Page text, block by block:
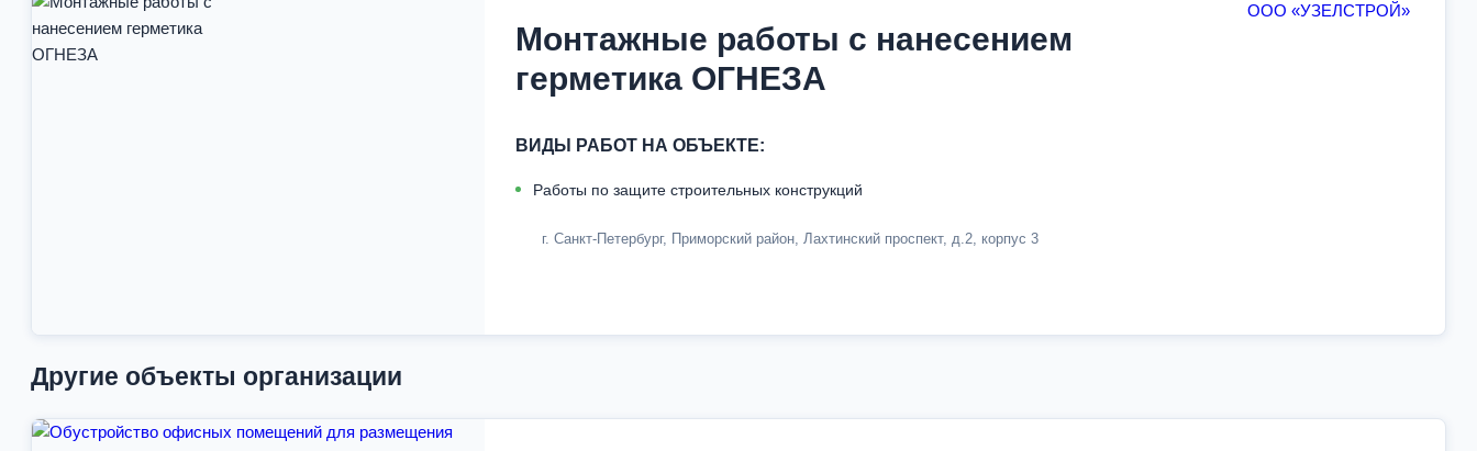
Монтажные работы с нанесением
герметика ОГНЕЗА
ООО «УЗЕЛСТРОЙ»
ВИДЫ РАБОТ НА ОБЪЕКТЕ:
Работы по защите строительных конструкций
г. Санкт-Петербург, Приморский район, Лахтинский проспект, д.2, корпус 3
Другие объекты организации